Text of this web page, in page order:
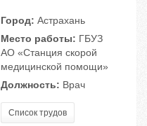
Город: Астрахань
Место работы: ГБУЗ
АО «Станция скорой
медицинской помощи»
Должность: Врач
Список трудов